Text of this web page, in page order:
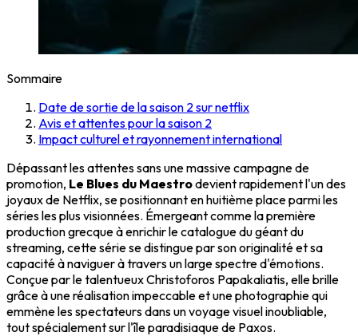
Sommaire
Date de sortie de la saison 2 sur netflix
Avis et attentes pour la saison 2
Impact culturel et rayonnement international
Dépassant les attentes sans une massive campagne de
promotion, Le Blues du Maestrodevient rapidement l'un des
joyaux de Netflix, se positionnant en huitième place parmi les
séries les plus visionnées. Émergeant comme la première
production grecque à enrichir le catalogue du géant du
streaming, cette série se distingue par son originalité et sa
capacité à naviguer à travers un large spectre d'émotions.
Conçue par le talentueux Christoforos Papakaliatis, elle brille
grâce à une réalisation impeccable et une photographie qui
emmène les spectateurs dans un voyage visuel inoubliable,
tout spécialement sur l'île paradisiaque de Paxos.